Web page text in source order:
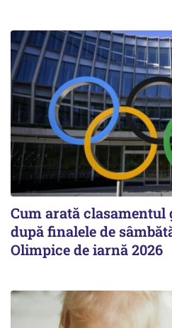
Cum arată clasamentul
după finalele de
Olimpice de iarnă 2026